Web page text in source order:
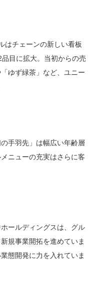
はチェーンの新しい看板
目に拡大。当初からの売
ゆず緑茶」など、ユニー
手羽先」は幅広い年齢層
ニューの充実はさらに客
ールディングスは、グル
規事業開拓を進めていま
態開発に力を入れていま